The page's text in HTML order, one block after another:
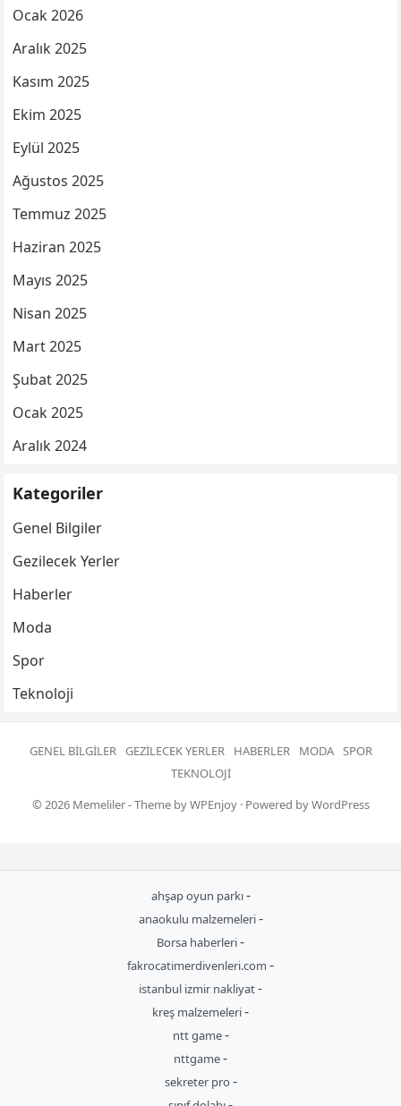
Ocak 2026
Aralık 2025
Kasım 2025
Ekim 2025
Eylül 2025
Ağustos 2025
Temmuz 2025
Haziran 2025
Mayıs 2025
Nisan 2025
Mart 2025
Şubat 2025
Ocak 2025
Aralık 2024
Kategoriler
Genel Bilgiler
Gezilecek Yerler
Haberler
Moda
Spor
Teknoloji
GENEL BILGILER GEZILECEK YERLER HABERLER MODA SPOR
TEKNOLOJI
© 2026 Memeliler- Theme byWPEnjoy· Powered byWordPress
ahşap oyun parkı-
anaokulu malzemeleri-
Borsa haberleri-
fakrocatimerdivenleri.com -
istanbul izmir nakliyat-
kreş malzemeleri-
ntt game-
nttgame-
sekreter pro -